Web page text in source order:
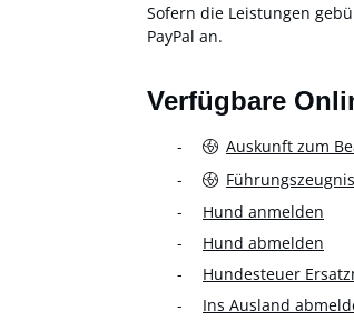
Sofern die Leistungen
PayPal an.
Verfügbare
Auskunft zum
Hund anmelden
Hund abmelden
Hundesteuer
Ins Ausland